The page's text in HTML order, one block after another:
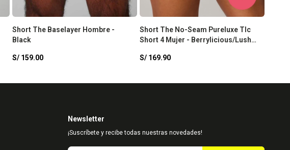
Short The Baselayer Hombre -
Black
S/ 159.00
Short The No-Seam Pureluxe Tlc
Short 4 Mujer - Berrylicious/Lush
S/ 169.90
Newsletter
¡Suscríbete y recibe todas nuestras novedades!